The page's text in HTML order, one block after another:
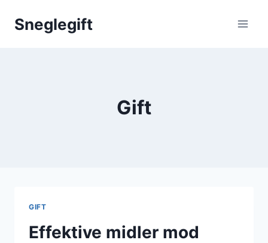
Sneglegift
Gift
GIFT
Effektive midler mod